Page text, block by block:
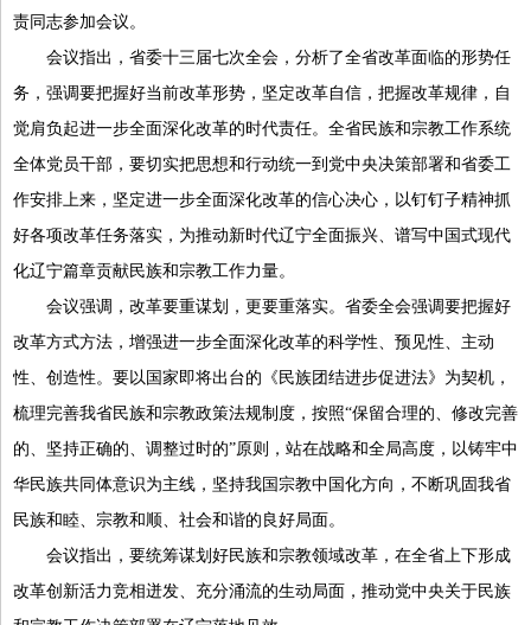
责同志参加会议。
会议指出，省委十三届七次全会，分析了全省改革面临的形势任
务，强调要把握好当前改革形势，坚定改革自信，把握改革规律，自
觉肩负起进一步全面深化改革的时代责任。全省民族和宗教工作系统
全体党员干部，要切实把思想和行动统一到党中央决策部署和省委工
作安排上来，坚定进一步全面深化改革的信心决心，以钉钉子精神抓
好各项改革任务落实，为推动新时代辽宁全面振兴、谱写中国式现代
化辽宁篇章贡献民族和宗教工作力量。
会议强调，改革要重谋划，更要重落实。省委全会强调要把握好
改革方式方法，增强进一步全面深化改革的科学性、预见性、主动
性、创造性。要以国家即将出台的《民族团结进步促进法》为契机，
梳理完善我省民族和宗教政策法规制度，按照“保留合理的、修改完善
的、坚持正确的、调整过时的”原则，站在战略和全局高度，以铸牢中
华民族共同体意识为主线，坚持我国宗教中国化方向，不断巩固我省
民族和睦、宗教和顺、社会和谐的良好局面。
会议指出，要统筹谋划好民族和宗教领域改革，在全省上下形成
改革创新活力竞相迸发、充分涌流的生动局面，推动党中央关于民族